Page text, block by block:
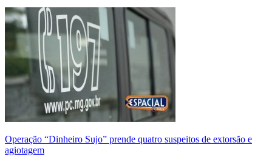
Operação “Dinheiro Sujo” prende quatro suspeitos de extorsão e
agiotagem